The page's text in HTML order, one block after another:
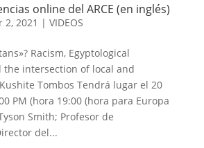
online del ARCE (en inglés)
2, 2021 | VIDEOS
Racism, Egyptological
the intersection of local and
Tombos Tendrá lugar el 20
PM (hora 19:00 (hora para Europa
Smith; Profesor de
del...